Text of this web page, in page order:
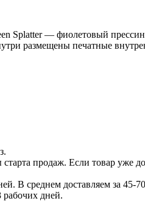
Splatter — фиолетовый
размещены печатные
продаж. Если товар уже
В среднем доставляем за 45-
рабочих дней.